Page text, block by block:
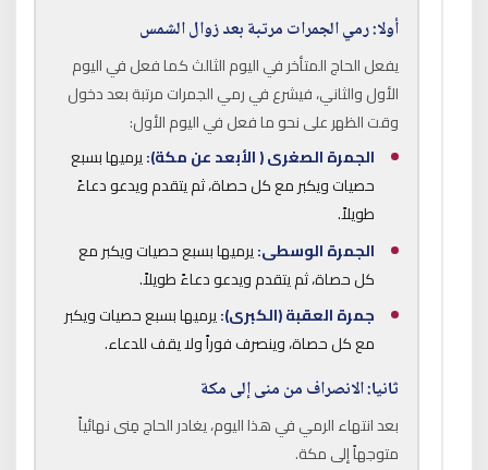
أولا: رمي الجمرات مرتبة بعد زوال الشمس
يفعل الحاج المتأخر في اليوم الثالث كما فعل في اليوم
الأول والثاني، فيشرع في رمي الجمرات مرتبة بعد دخول
وقت الظهر على نحو ما فعل في اليوم الأول:
الجمرة الصغرى ( الأبعد عن مكة):يرميها بسبع
حصيات ويكبر مع كل حصاة، ثم يتقدم ويدعو دعاءً
طويلاً.
الجمرة الوسطى:يرميها بسبع حصيات ويكبر مع
كل حصاة، ثم يتقدم ويدعو دعاءً طويلاً.
جمرة العقبة (الكبرى):يرميها بسبع حصيات ويكبر
مع كل حصاة، وينصرف فوراً ولا يقف للدعاء.
ثانيا: الانصراف من منى إلى مكة
بعد انتهاء الرمي في هذا اليوم، يغادر الحاج مِنى نهائياً
متوجهاً إلى مكة.